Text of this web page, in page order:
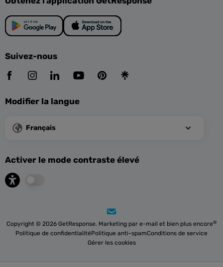
Suivez-nous
Modifier la langue
Français
Activer le mode contraste élevé
Copyright © 2026 GetResponse. Marketing par e-mail et bien plus encore®
Politique de confidentialitéPolitique anti-spamConditions de service
Gérer les cookies